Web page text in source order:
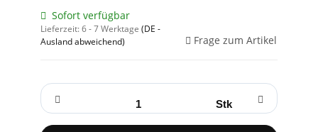
Sofort verfügbar
Lieferzeit:6 - 7 Werktage (DE -
Ausland abweichend)
Frage zum Artikel
Stk